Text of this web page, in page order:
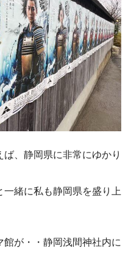
、静岡県に非常にゆかり
緒に私も静岡県を盛り上
館が・・静岡浅間神社内に